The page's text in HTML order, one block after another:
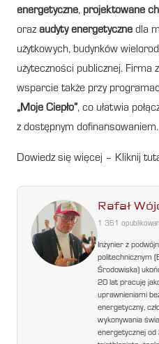
energetyczne, projektowane
oraz audyty energetyczne dla
użytkowych, budynków
użyteczności publicznej. Firma
wsparcie także przy
„Moje Ciepło”, co ułatwia
z dostępnym dofinansowaniem.
Dowiedz się więcej – Kliknij
Rafał
1 361
Inżynier z
politechnicznym
Środowiska)
20 lat pracuję
uprawnieniami
energetyczny,
wykonywania
energetycznej